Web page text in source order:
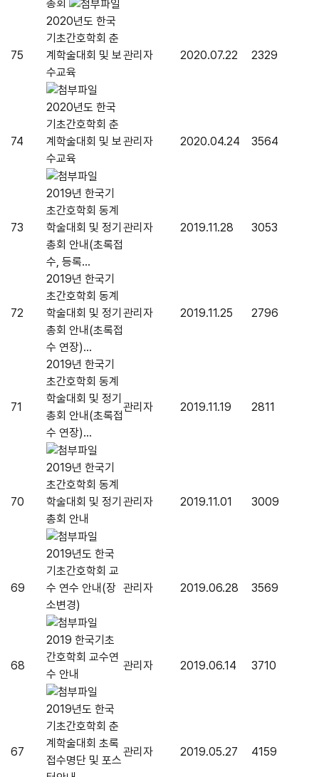
총회
75
2020년도 한국
기초간호학회 춘
계학술대회 및 보
수교육
관리자 2020.07.22 2329
74
2020년도 한국
기초간호학회 춘
계학술대회 및 보
수교육
관리자 2020.04.24 3564
73
2019년 한국기
초간호학회 동계
학술대회 및 정기
총회 안내(초록접
수, 등록...
관리자 2019.11.28 3053
72
2019년 한국기
초간호학회 동계
학술대회 및 정기
총회 안내(초록접
수 연장)...
관리자 2019.11.25 2796
71
2019년 한국기
초간호학회 동계
학술대회 및 정기
총회 안내(초록접
수 연장)...
관리자 2019.11.19 2811
70
2019년 한국기
초간호학회 동계
학술대회 및 정기
총회 안내
관리자 2019.11.01 3009
69
2019년도 한국
기초간호학회 교
수 연수 안내(장
소변경)
관리자 2019.06.28 3569
68
2019 한국기초
간호학회 교수연
수 안내
관리자 2019.06.14 3710
67
2019년도 한국
기초간호학회 춘
계학술대회 초록
접수명단 및 포스
관리자 2019.05.27 4159